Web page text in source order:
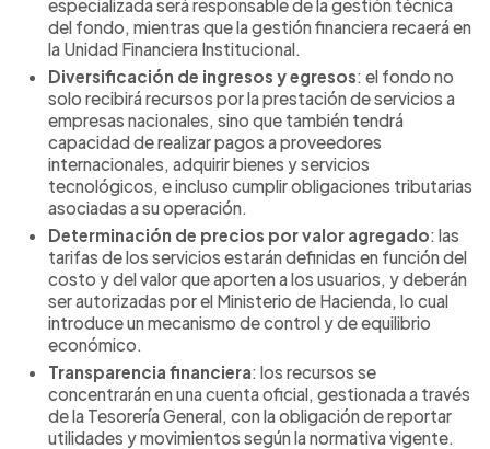
especializada será responsable de la gestión técnica
del fondo, mientras que la gestión financiera recaerá en
la Unidad Financiera Institucional.
Diversificación de ingresos y egresos: el fondo no
solo recibirá recursos por la prestación de servicios a
empresas nacionales, sino que también tendrá
capacidad de realizar pagos a proveedores
internacionales, adquirir bienes y servicios
tecnológicos, e incluso cumplir obligaciones tributarias
asociadas a su operación.
Determinación de precios por valor agregado: las
tarifas de los servicios estarán definidas en función del
costo y del valor que aporten a los usuarios, y deberán
ser autorizadas por el Ministerio de Hacienda, lo cual
introduce un mecanismo de control y de equilibrio
económico.
Transparencia financiera: los recursos se
concentrarán en una cuenta oficial, gestionada a través
de la Tesorería General, con la obligación de reportar
utilidades y movimientos según la normativa vigente.